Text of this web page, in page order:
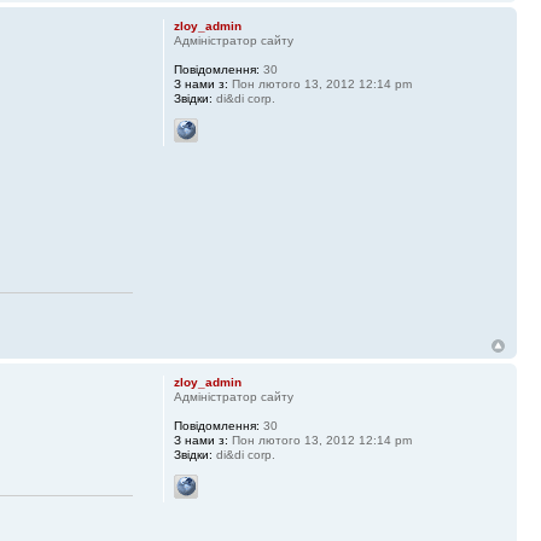
zloy_admin
Адміністратор сайту
Повідомлення: 30
З нами з: Пон лютого 13, 2012 12:14 pm
Звідки: di&di corp.
zloy_admin
Адміністратор сайту
Повідомлення: 30
З нами з: Пон лютого 13, 2012 12:14 pm
Звідки: di&di corp.